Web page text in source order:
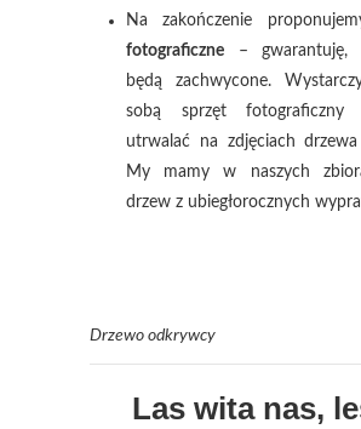
Na zakończenie
fotograficzne – gwarantuję,
będą zachwycone.
sobą sprzęt fotograficzny
utrwalać na zdjęciach
My mamy w naszych
drzew z ubiegłorocznych
Drzewo odkrywcy
Las wita nas,